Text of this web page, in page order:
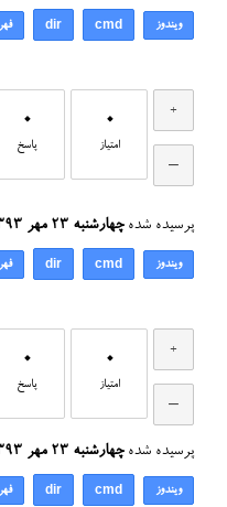
ویندوز cmd
dir
0
امتیاز
0
پاسخ
پرسیده شده چهارشنبه ۲۳ مهر ۱۳۹۳
ویندوز cmd
dir
0
امتیاز
0
پاسخ
پرسیده شده چهارشنبه ۲۳ مهر ۱۳۹۳
ویندوز cmd
dir